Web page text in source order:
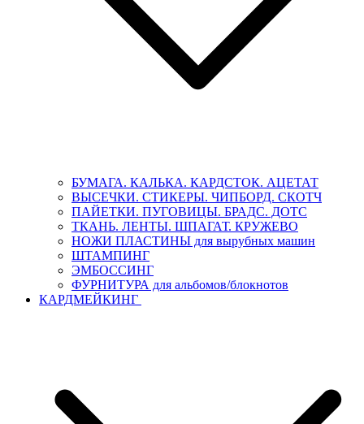
БУМАГА. КАЛЬКА. КАРДСТОК. АЦЕТАТ
ВЫСЕЧКИ. СТИКЕРЫ. ЧИПБОРД. СКОТЧ
ПАЙЕТКИ. ПУГОВИЦЫ. БРАДС. ДОТС
ТКАНЬ. ЛЕНТЫ. ШПАГАТ. КРУЖЕВО
НОЖИ ПЛАСТИНЫ для вырубных машин
ШТАМПИНГ
ЭМБОССИНГ
ФУРНИТУРА для альбомов/блокнотов
КАРДМЕЙКИНГ